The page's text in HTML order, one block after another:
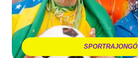
SPORTRAJONGÓ